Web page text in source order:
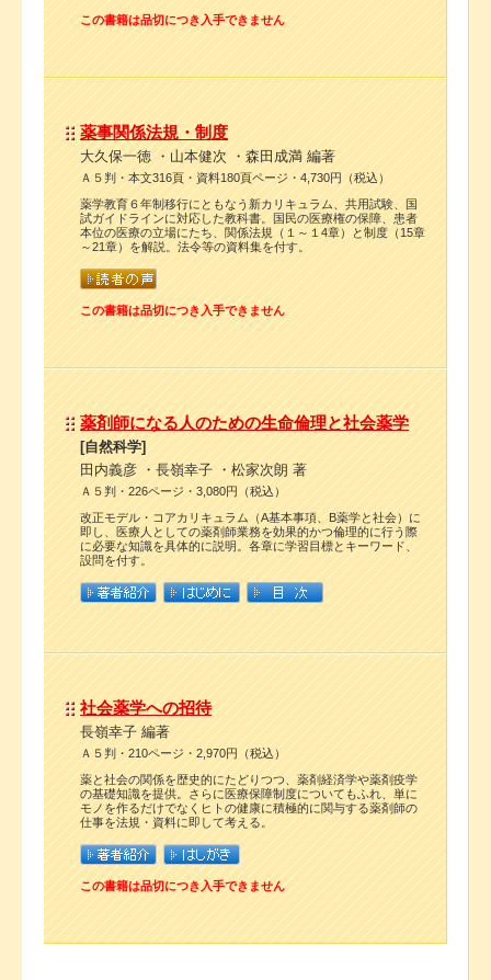
この書籍は品切につき入手できません
薬事関係法規・制度
大久保一徳 ・山本健次 ・森田成満 編著
Ａ５判・本文316頁・資料180頁ページ・4,730円（税込）
薬学教育６年制移行にともなう新カリキュラム、共用試験、国
試ガイドラインに対応した教科書。国民の医療権の保障、患者
本位の医療の立場にたち、関係法規（１～１4章）と制度（15章
～21章）を解説。法令等の資料集を付す。
この書籍は品切につき入手できません
薬剤師になる人のための生命倫理と社会薬学
[自然科学]
田内義彦 ・長嶺幸子 ・松家次朗 著
Ａ５判・226ページ・3,080円（税込）
改正モデル・コアカリキュラム（A基本事項、B薬学と社会）に
即し、医療人としての薬剤師業務を効果的かつ倫理的に行う際
に必要な知識を具体的に説明。各章に学習目標とキーワード、
設問を付す。
社会薬学への招待
長嶺幸子 編著
Ａ５判・210ページ・2,970円（税込）
薬と社会の関係を歴史的にたどりつつ、薬剤経済学や薬剤疫学
の基礎知識を提供。さらに医療保障制度についてもふれ、単に
モノを作るだけでなくヒトの健康に積極的に関与する薬剤師の
仕事を法規・資料に即して考える。
この書籍は品切につき入手できません